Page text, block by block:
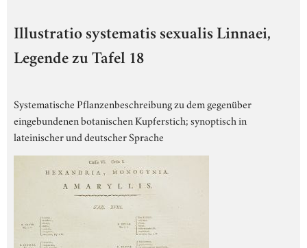
Illustratio systematis sexualis Linnaei,
Legende zu Tafel 18
Systematische Pflanzenbeschreibung zu dem gegenüber
eingebundenen botanischen Kupferstich; synoptisch in
lateinischer und deutscher Sprache